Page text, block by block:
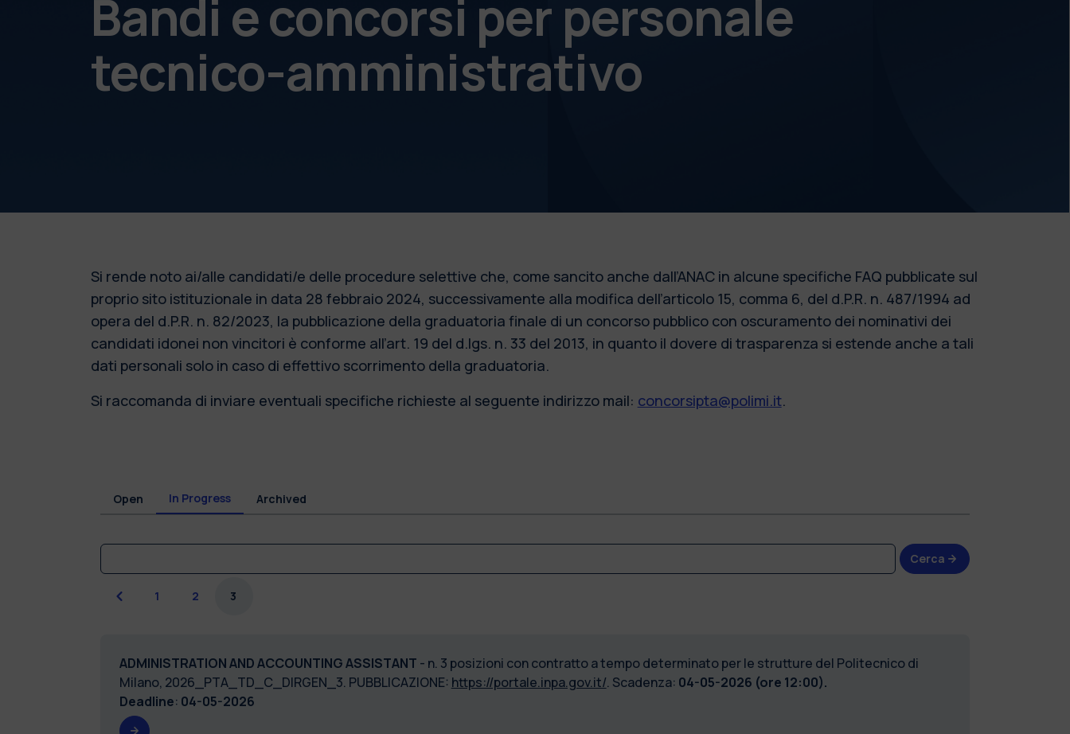
Bandi e concorsi per personale
tecnico-amministrativo
Si rende noto ai/alle candidati/e delle procedure selettive che, come sancito anche dall’ANAC in alcune specifiche FAQ pubblicate sul
proprio sito istituzionale in data 28 febbraio 2024, successivamente alla modifica dell’articolo 15, comma 6, del d.P.R. n. 487/1994 ad
opera del d.P.R. n. 82/2023, la pubblicazione della graduatoria finale di un concorso pubblico con oscuramento dei nominativi dei
candidati idonei non vincitori è conforme all’art. 19 del d.lgs. n. 33 del 2013, in quanto il dovere di trasparenza si estende anche a tali
dati personali solo in caso di effettivo scorrimento della graduatoria.
Si raccomanda di inviare eventuali specifiche richieste al seguente indirizzo mail: concorsipta@polimi.it.
Open In Progress Archived
Cerca
Previous
1 2 3
ADMINISTRATION AND ACCOUNTING ASSISTANT - n. 3 posizioni con contratto a tempo determinato per le strutture del Politecnico di
Milano, 2026_PTA_TD_C_DIRGEN_3. PUBBLICAZIONE: https://portale.inpa.gov.it/. Scadenza: 04-05-2026 (ore 12:00).
Deadline: 04-05-2026